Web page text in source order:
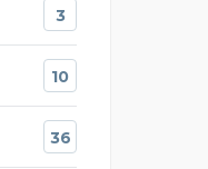
3
10
36